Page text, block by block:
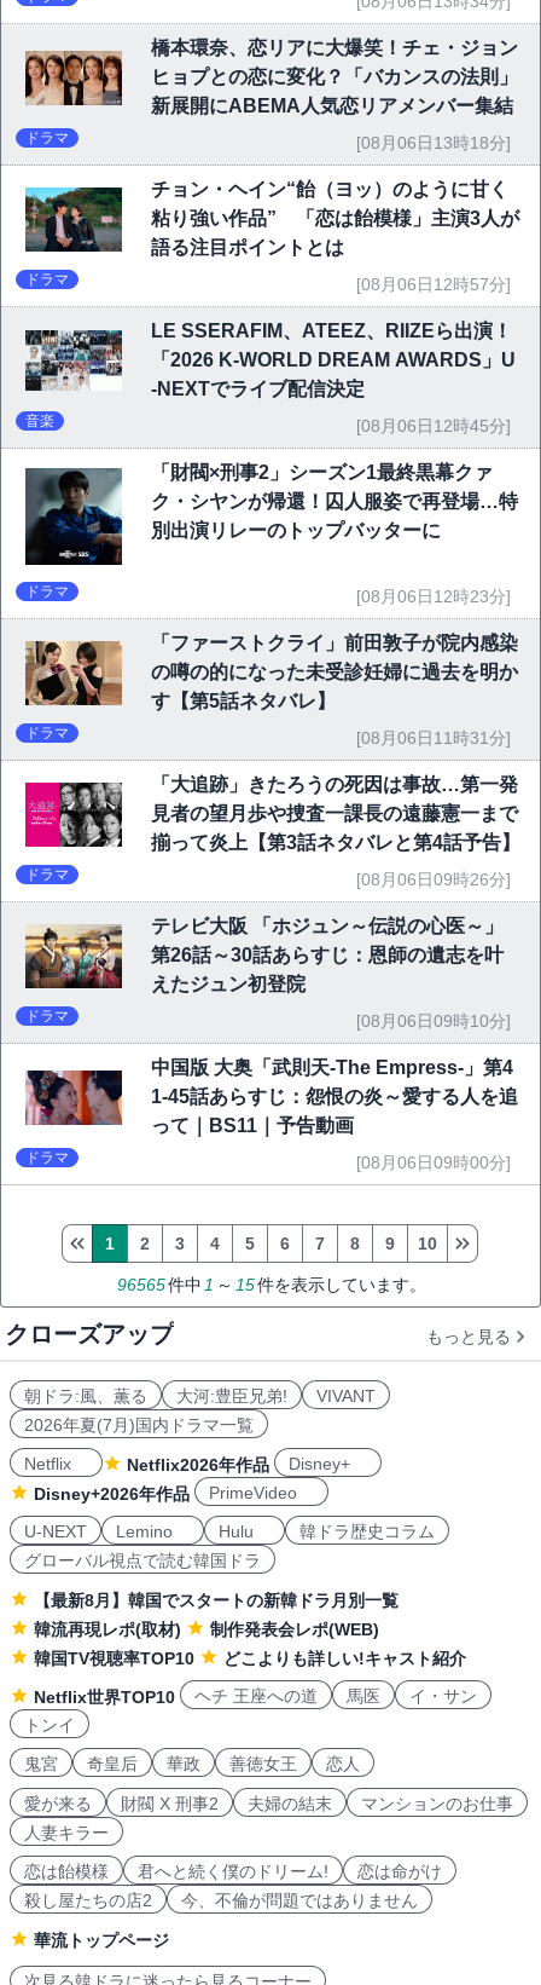
橋本環奈、恋リアに大爆笑！チェ・ジョン
ヒョプとの恋に変化？「バカンスの法則」
新展開にABEMA人気恋リアメンバー集結
ドラマ [08月06日13時18分]
チョン・ヘイン“飴（ヨッ）のように甘く
粘り強い作品” 「恋は飴模様」主演3人が
語る注目ポイントとは
ドラマ [08月06日12時57分]
LE SSERAFIM、ATEEZ、RIIZEら出演！
「2026 K-WORLD DREAM AWARDS」U
-NEXTでライブ配信決定
音楽 [08月06日12時45分]
「財閥×刑事2」シーズン1最終黒幕クァ
ク・シヤンが帰還！囚人服姿で再登場…特
別出演リレーのトップバッターに
ドラマ [08月06日12時23分]
「ファーストクライ」前田敦子が院内感染
の噂の的になった未受診妊婦に過去を明か
す【第5話ネタバレ】
ドラマ [08月06日11時31分]
「大追跡」きたろうの死因は事故…第一発
見者の望月歩や捜査一課長の遠藤憲一まで
揃って炎上【第3話ネタバレと第4話予告】
ドラマ [08月06日09時26分]
テレビ大阪 「ホジュン～伝説の心医～」
第26話～30話あらすじ：恩師の遺志を叶
えたジュン初登院
ドラマ [08月06日09時10分]
中国版 大奥「武則天-The Empress-」第4
1-45話あらすじ：怨恨の炎～愛する人を追
って｜BS11｜予告動画
ドラマ [08月06日09時00分]
96565件中 1 ～ 15件を表示しています。
1 2 3 4 5 6 7 8 9 10
クローズアップ もっと見る
朝ドラ:風、薫る 大河:豊臣兄弟!
VIVANT
2026年夏(7月)国内ドラマ一覧
Netflix
Netflix2026年作品
Disney+
Disney+2026年作品
PrimeVideo
U-NEXT
Lemino Hulu
韓ドラ歴史コラム
グローバル視点で読む韓国ドラ
【最新8月】韓国でスタートの新韓ドラ月別一覧
韓流再現レポ(取材)
制作発表会レポ(WEB)
韓国TV視聴率TOP10
どこよりも詳しい!キャスト紹介
Netflix世界TOP10
ヘチ 王座への道 馬医
イ・サン
トンイ
鬼宮
奇皇后 華政 善徳女王 恋人
愛が来る 財閥 X 刑事2 夫婦の結末
マンションのお仕事
人妻キラー
恋は飴模様
君へと続く僕のドリーム!
恋は命がけ
殺し屋たちの店2
今、不倫が問題ではありません
華流トップページ